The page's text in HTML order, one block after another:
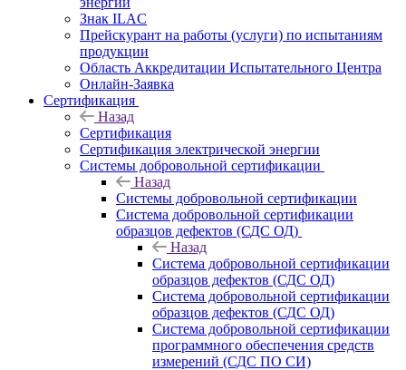
Знак ILAC
Прейскурант на работы (услуги) по испытаниям
продукции
Область Аккредитации Испытательного Центра
Онлайн-Заявка
Сертификация
Назад
Сертификация
Сертификация электрической энергии
Системы добровольной сертификации
Назад
Системы добровольной сертификации
Система добровольной сертификации
образцов дефектов (СДС ОД)
Назад
Система добровольной сертификации
образцов дефектов (СДС ОД)
Система добровольной сертификации
образцов дефектов (СДС ОД)
Система добровольной сертификации
программного обеспечения средств
измерений (СДС ПО СИ)